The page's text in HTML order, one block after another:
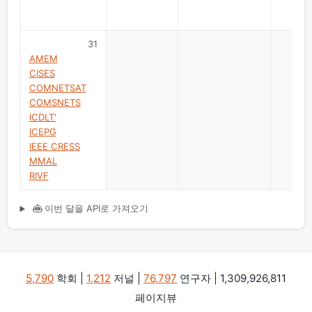
31
AMEM
CISES
COMNETSAT
COMSNETS
ICDLT'
ICEPG
IEEE CRESS
MMAL
RIVF
이번 달을 API로 가져오기
5,790 학회 | 1,212 저널 | 76,797 연구자 | 1,309,926,811
페이지뷰